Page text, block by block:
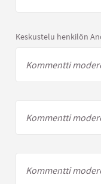
Keskustelu henkilön
Kommentti
Kommentti
Kommentti